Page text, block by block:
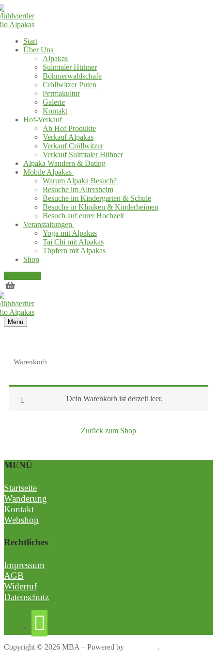
Start
Über Uns
Alpakas
Sulmtaler Hühner
Böhmerwaldschafe
Cröllwitzer Puten
Permakultur
Galerie
Kontakt
Hof-Verkauf
Ab Hof Produkte
Verkauf Alpakas
Verkauf Cröllwitzer
Verkauf Sulmtaler Hühner
Alpaka Wandern & Dating
Mobile Alpakas
Warum Alpaka Besuch?
Besuche im Altersheim
Besuche im Kindergarten & Schule
Besuche in Kliniken & Kinderheimen
Besuch auf eurer Hochzeit
Veranstaltungen
Yoga mit Alpakas
Tai Chi mit Alpakas
Töpfern mit Alpakas
Shop
Menü
Warenkorb
Dein Warenkorb ist derzeit leer.
Zurück zum Shop
MENÜ
Startseite
Wanderung
Kontakt
Webshop
Rechtliches
Impressum
AGB
Widerruf
Datenschutz
Copyright © 2026 MBA – Powered by .